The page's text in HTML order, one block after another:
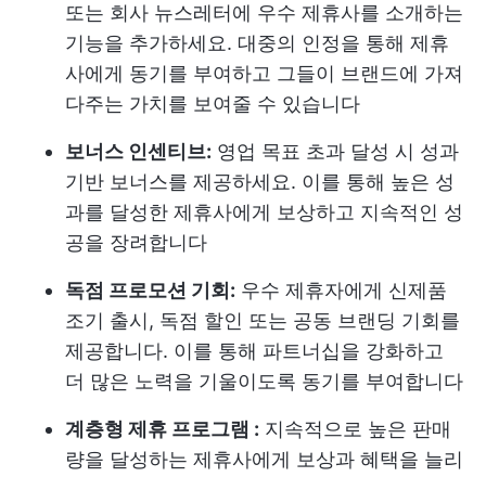
또는 회사 뉴스레터에 우수 제휴사를 소개하는
기능을 추가하세요. 대중의 인정을 통해 제휴
사에게 동기를 부여하고 그들이 브랜드에 가져
다주는 가치를 보여줄 수 있습니다
보너스 인센티브: 영업 목표 초과 달성 시 성과
기반 보너스를 제공하세요. 이를 통해 높은 성
과를 달성한 제휴사에게 보상하고 지속적인 성
공을 장려합니다
독점 프로모션 기회: 우수 제휴자에게 신제품
조기 출시, 독점 할인 또는 공동 브랜딩 기회를
제공합니다. 이를 통해 파트너십을 강화하고
더 많은 노력을 기울이도록 동기를 부여합니다
계층형 제휴 프로그램 : 지속적으로 높은 판매
량을 달성하는 제휴사에게 보상과 혜택을 늘리